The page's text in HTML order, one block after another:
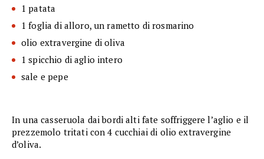
1 patata
1 foglia di alloro, un rametto di rosmarino
olio extravergine di oliva
1 spicchio di aglio intero
sale e pepe
In una casseruola dai bordi alti fate soffriggere l’aglio e il
prezzemolo tritati con 4 cucchiai di olio extravergine
d’oliva.